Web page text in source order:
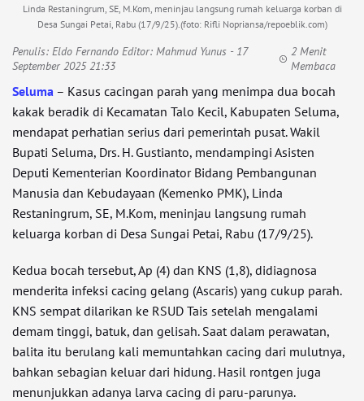
Linda Restaningrum, SE, M.Kom, meninjau langsung rumah keluarga korban di
Desa Sungai Petai, Rabu (17/9/25).(foto: Rifli Nopriansa/repoeblik.com)
Penulis: Eldo Fernando Editor: Mahmud Yunus - 17
September 2025 21:33
2 Menit
Membaca
Seluma – Kasus cacingan parah yang menimpa dua bocah
kakak beradik di Kecamatan Talo Kecil, Kabupaten Seluma,
mendapat perhatian serius dari pemerintah pusat. Wakil
Bupati Seluma, Drs. H. Gustianto, mendampingi Asisten
Deputi Kementerian Koordinator Bidang Pembangunan
Manusia dan Kebudayaan (Kemenko PMK), Linda
Restaningrum, SE, M.Kom, meninjau langsung rumah
keluarga korban di Desa Sungai Petai, Rabu (17/9/25).
Kedua bocah tersebut, Ap (4) dan KNS (1,8), didiagnosa
menderita infeksi cacing gelang (Ascaris) yang cukup parah.
KNS sempat dilarikan ke RSUD Tais setelah mengalami
demam tinggi, batuk, dan gelisah. Saat dalam perawatan,
balita itu berulang kali memuntahkan cacing dari mulutnya,
bahkan sebagian keluar dari hidung. Hasil rontgen juga
menunjukkan adanya larva cacing di paru-parunya.